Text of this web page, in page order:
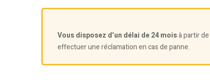
Vous disposez d’un délai de 24 moisà partir
effectuer une réclamation en cas de panne.